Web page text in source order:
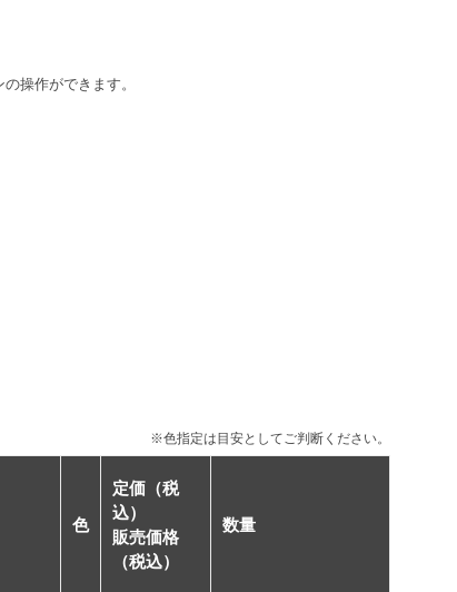
操作ができます。
※色指定は目安としてご判断ください。
色
定価（税
込）
販売価格
（税込）
数量